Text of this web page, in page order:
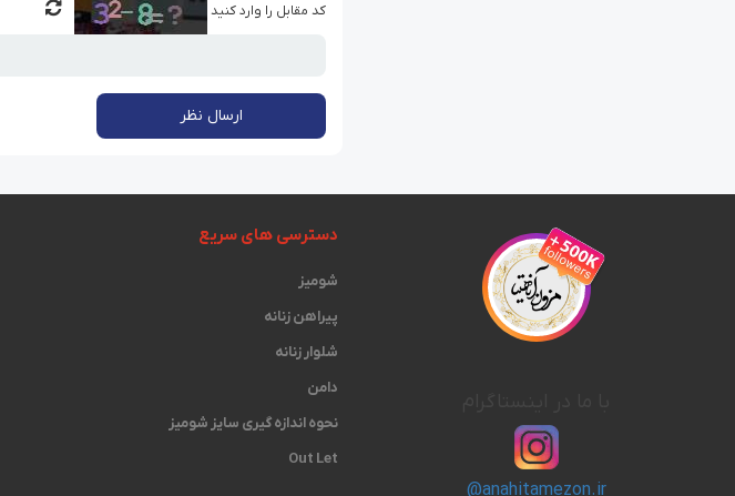
کد مقابل را وارد کنید
ارسال نظر
@anahitamezon.ir
دسترسی های سریع
شومیز
پیراهن زنانه
شلوار زنانه
دامن
نحوه اندازه گیری ‫سایز شومیز
Out Let